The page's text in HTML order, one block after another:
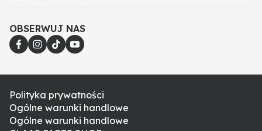
OBSERWUJ NAS
Polityka prywatności
Ogólne warunki handlowe
Ogólne warunki handlowe